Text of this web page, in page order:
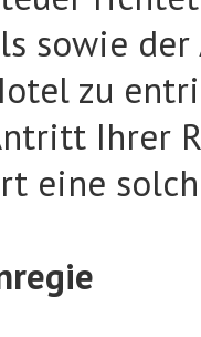
sowie
zu
Ihrer
eine